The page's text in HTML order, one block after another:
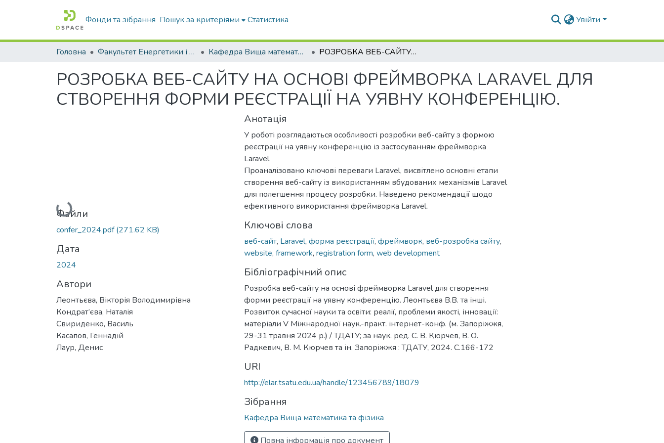
Фонди та зібрання Пошук за критеріями Статистика Увійти
Головна Факультет Енергетики і комп'ютерних технологій Кафедра Вища математика та фізика РОЗРОБКА ВЕБ-САЙТУ НА ОСНОВІ ФРЕЙМВОРКА LARAVEL ДЛЯ СТВОРЕННЯ ФОРМИ РЕЄСТРАЦІЇ НА УЯВНУ КОНФЕРЕНЦІЮ.
РОЗРОБКА ВЕБ-САЙТУ НА ОСНОВІ ФРЕЙМВОРКА LARAVEL ДЛЯ
СТВОРЕННЯ ФОРМИ РЕЄСТРАЦІЇ НА УЯВНУ КОНФЕРЕНЦІЮ.
Вантажиться...
Файли
confer_2024.pdf(271.62 KB)
Дата
2024
Автори
Леонтьєва, Вікторія Володимирівна
Кондрат’єва, Наталія
Свириденко, Василь
Касапов, Геннадій
Лаур, Денис
Анотація
У роботі розглядаються особливості розробки веб-сайту з формою
реєстрації на уявну конференцію із застосуванням фреймворка
Laravel.
Проаналізовано ключові переваги Laravel, висвітлено основні етапи
створення веб-сайту із використанням вбудованих механізмів Laravel
для полегшення процесу розробки. Наведено рекомендації щодо
ефективного використання фреймворка Laravel.
Ключові слова
веб-сайт, Laravel, форма реєстрації, фреймворк, веб-розробка сайту,
website, framework, registration form, web development
Бібліографічний опис
Розробка веб-сайту на основі фреймворка Laravel для створення
форми реєстрації на уявну конференцію. Леонтьєва В.В. та інші.
Розвиток сучасної науки та освіти: реалії, проблеми якості, інновації:
матеріали V Міжнародної наук.-практ. інтернет-конф. (м. Запоріжжя,
29-31 травня 2024 р.) / ТДАТУ; за наук. ред. С. В. Кюрчев, В. О.
Радкевич, В. М. Кюрчев та ін. Запоріжжя : ТДАТУ, 2024. С.166-172
URI
http://elar.tsatu.edu.ua/handle/123456789/18079
Зібрання
Кафедра Вища математика та фізика
Повна інформація про документ